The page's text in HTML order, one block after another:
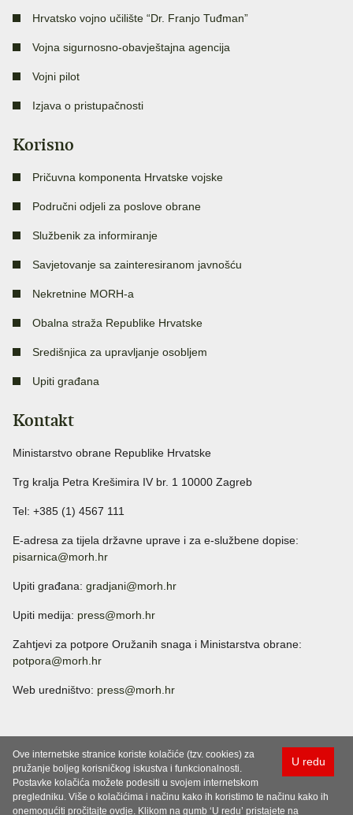
Hrvatsko vojno učilište “Dr. Franjo Tuđman”
Vojna sigurnosno-obavještajna agencija
Vojni pilot
Izjava o pristupačnosti
Korisno
Pričuvna komponenta Hrvatske vojske
Područni odjeli za poslove obrane
Službenik za informiranje
Savjetovanje sa zainteresiranom javnošću
Nekretnine MORH-a
Obalna straža Republike Hrvatske
Središnjica za upravljanje osobljem
Upiti građana
Kontakt
Ministarstvo obrane Republike Hrvatske
Trg kralja Petra Krešimira IV br. 1 10000 Zagreb
Tel: +385 (1) 4567 111
E-adresa za tijela državne uprave i za e-službene dopise:
pisarnica@morh.hr
Upiti građana: gradjani@morh.hr
Upiti medija: press@morh.hr
Zahtjevi za potpore Oružanih snaga i Ministarstva obrane:
potpora@morh.hr
Web uredništvo: press@morh.hr
U redu
Ove internetske stranice koriste kolačiće (tzv. cookies) za
pružanje boljeg korisničkog iskustva i funkcionalnosti.
Postavke kolačića možete podesiti u svojem internetskom
pregledniku. Više o kolačićima i načinu kako ih koristimo te načinu kako ih
onemogućiti pročitajte ovdje. Klikom na gumb ‘U redu’ pristajete na